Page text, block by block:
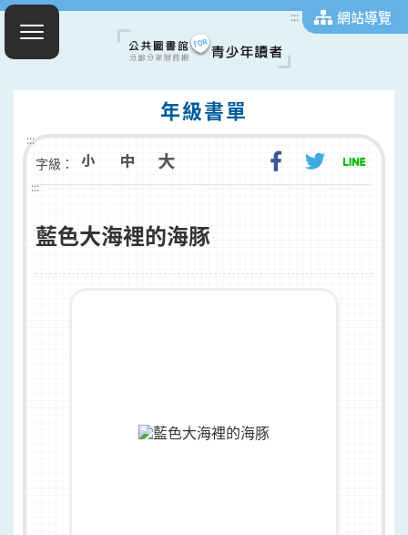
::: 網站導覽
年級書單
:::
字級：
:::
藍色大海裡的海豚